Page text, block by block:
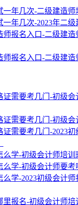
一年几次-二级建造
一年几次-2023年二级
师报名入口-二级建
师报名入口-二级建
证需要考几门-初级
证需要考几门-初级会
证需要考几门-2023
么学-初级会计师培训
么学-初级会计师要考
么学-2023初级会计
里报名-初级会计师